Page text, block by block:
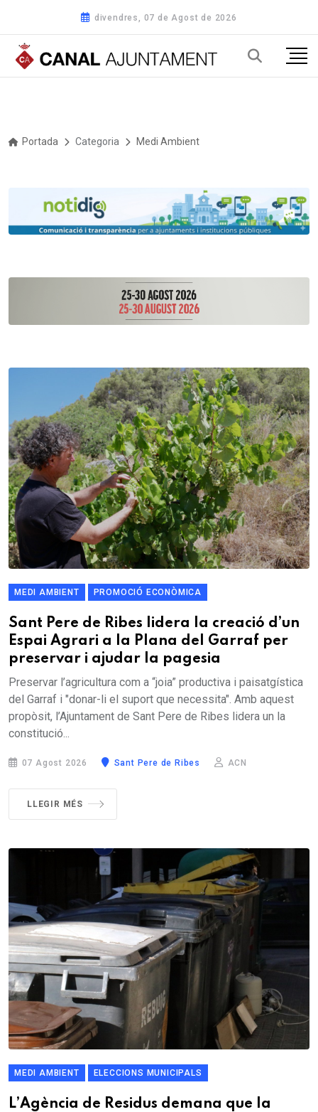
divendres, 07 de Agost de 2026
Portada Categoria Medi Ambient
MEDI AMBIENT PROMOCIÓ ECONÒMICA
Sant Pere de Ribes lidera la creació d’un
Espai Agrari a la Plana del Garraf per
preservar i ajudar la pagesia
Preservar l’agricultura com a “joia” productiva i paisatgística
del Garraf i "donar-li el suport que necessita". Amb aquest
propòsit, l’Ajuntament de Sant Pere de Ribes lidera un la
constitució...
07 Agost 2026 Sant Pere de Ribes ACN
LLEGIR MÉS
MEDI AMBIENT ELECCIONS MUNICIPALS
L’Agència de Residus demana que la